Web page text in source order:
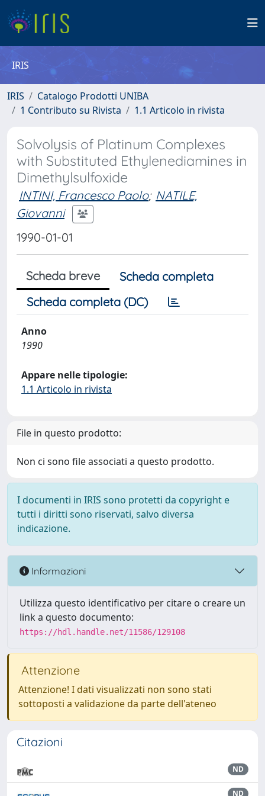
IRIS
IRIS
Catalogo Prodotti UNIBA
1 Contributo su Rivista
1.1 Articolo in rivista
Solvolysis of Platinum Complexes
with Substituted Ethylenediamines in
Dimethylsulfoxide
INTINI, Francesco Paolo; NATILE,
Giovanni
1990-01-01
Scheda breve
Scheda completa
Scheda completa (DC)
Anno
1990
Appare nelle tipologie:
1.1 Articolo in rivista
File in questo prodotto:
Non ci sono file associati a questo prodotto.
I documenti in IRIS sono protetti da copyright e
tutti i diritti sono riservati, salvo diversa
indicazione.
Informazioni
Utilizza questo identificativo per citare o creare un
link a questo documento:
https://hdl.handle.net/11586/129108
Attenzione
Attenzione! I dati visualizzati non sono stati
sottoposti a validazione da parte dell'ateneo
Citazioni
ND
ND